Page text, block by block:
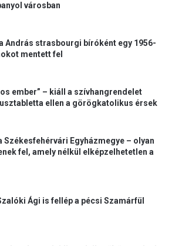
városban
András strasbourgi bíróként egy 1956-
mentett fel
ember” – kiáll a szívhangrendelet
ellen a görögkatolikus érsek
Székesfehérvári Egyházmegye – olyan
fel, amely nélkül elképzelhetetlen a
Ági is fellép a pécsi Szamárfül